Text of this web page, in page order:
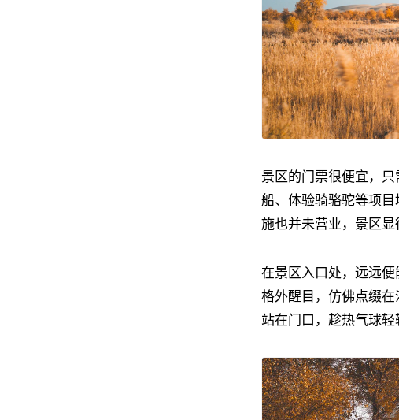
景区的门票很便宜，
船、体验骑骆驼等项
施也并未营业，景区显
在景区入口处，远远
格外醒目，仿佛点缀
站在门口，趁热气球轻